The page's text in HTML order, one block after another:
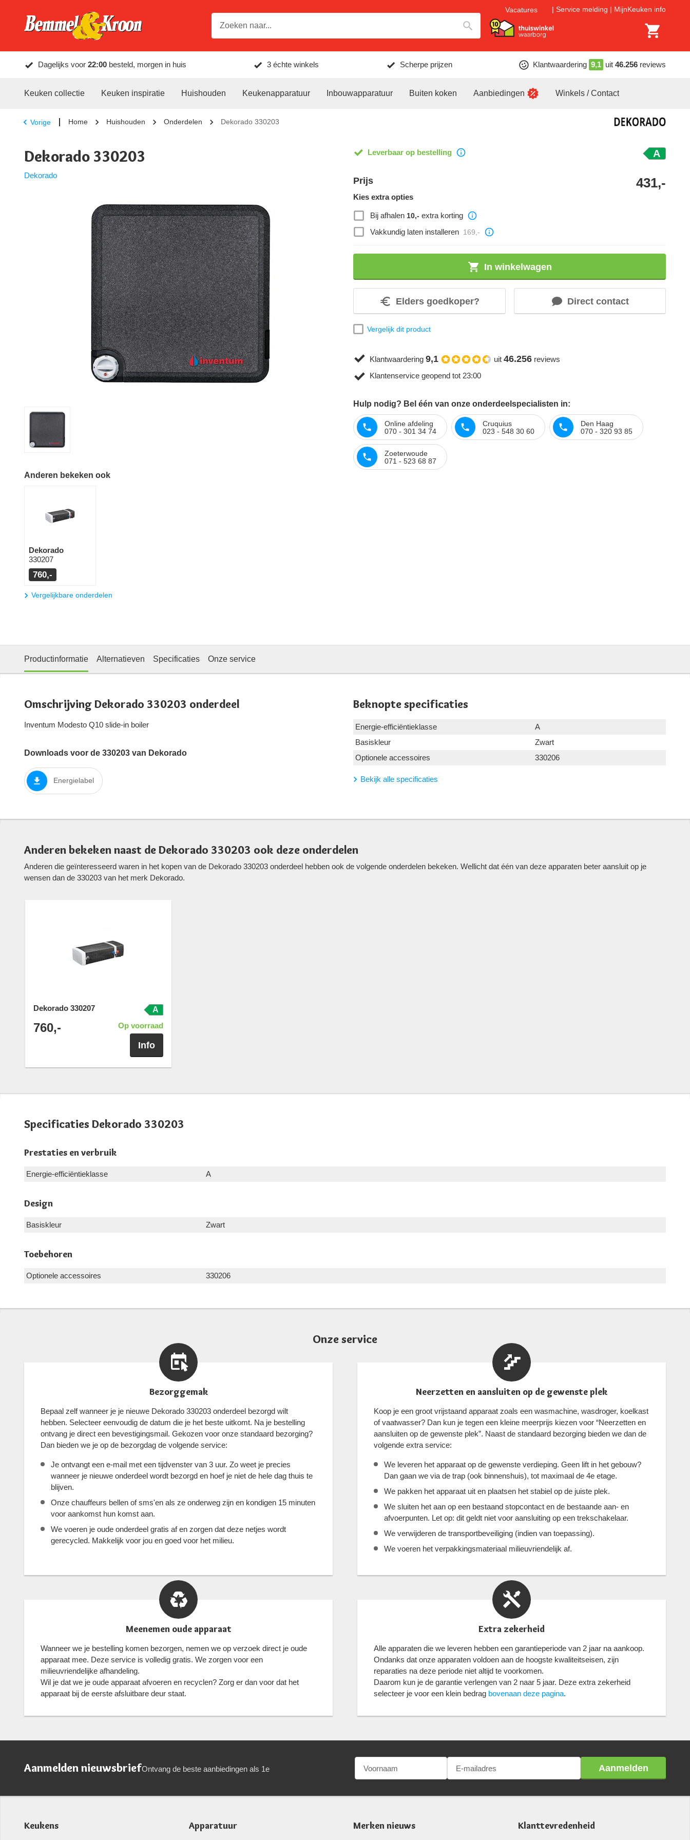
Vacatures Service melding MijnKeuken info
Dagelijks voor 22:00 besteld, morgen in huis 3 échte winkels Scherpe prijzen Klantwaardering 9,1 uit 46.256 reviews
Keuken collectie Keuken inspiratie Huishouden Keukenapparatuur Inbouwapparatuur Buiten koken Aanbiedingen Winkels / Contact
Vorige Home Huishouden Onderdelen Dekorado 330203
Dekorado 330203
Dekorado
Anderen bekeken ook
Dekorado
330207
760,-
Vergelijkbare onderdelen
Leverbaar op bestelling A
Prijs 431,-
Kies extra opties
Bij afhalen 10,- extra korting
Vakkundig laten installeren 169,-
In winkelwagen
Elders goedkoper? Direct contact
Vergelijk dit product
Klantwaardering 9,1 uit 46.256 reviews
Klantenservice geopend tot 23:00
Hulp nodig? Bel één van onze onderdeelspecialisten in:
Online afdeling
070 - 301 34 74
Cruquius
023 - 548 30 60
Den Haag
070 - 320 93 85
Zoeterwoude
071 - 523 68 87
Productinformatie Alternatieven Specificaties Onze service
Omschrijving Dekorado 330203 onderdeel
Inventum Modesto Q10 slide-in boiler
Downloads voor de 330203 van Dekorado
Energielabel
Beknopte specificaties
Energie-efficiëntieklasse
A
Basiskleur
Zwart
Optionele accessoires
330206
Bekijk alle specificaties
Anderen bekeken naast de Dekorado 330203 ook deze onderdelen
Anderen die geïnteresseerd waren in het kopen van de Dekorado 330203 onderdeel hebben ook de volgende onderdelen bekeken. Wellicht dat één van deze apparaten beter aansluit op je
wensen dan de 330203 van het merk Dekorado.
Dekorado 330207 A
760,- Op voorraad
Info
Specificaties Dekorado 330203
Prestaties en verbruik
Energie-efficiëntieklasse A
Design
Basiskleur Zwart
Toebehoren
Optionele accessoires 330206
Onze service
Bezorggemak
Bepaal zelf wanneer je je nieuwe Dekorado 330203 onderdeel bezorgd wilt
hebben. Selecteer eenvoudig de datum die je het beste uitkomt. Na je bestelling
ontvang je direct een bevestigingsmail. Gekozen voor onze standaard bezorging?
Dan bieden we je op de bezorgdag de volgende service:
Je ontvangt een e-mail met een tijdvenster van 3 uur. Zo weet je precies
wanneer je nieuwe onderdeel wordt bezorgd en hoef je niet de hele dag thuis te
blijven.
Onze chauffeurs bellen of sms'en als ze onderweg zijn en kondigen 15 minuten
voor aankomst hun komst aan.
We voeren je oude onderdeel gratis af en zorgen dat deze netjes wordt
gerecycled. Makkelijk voor jou en goed voor het milieu.
Neerzetten en aansluiten op de gewenste plek
Koop je een groot vrijstaand apparaat zoals een wasmachine, wasdroger, koelkast
of vaatwasser? Dan kun je tegen een kleine meerprijs kiezen voor “Neerzetten en
aansluiten op de gewenste plek”. Naast de standaard bezorging bieden we dan de
volgende extra service:
We leveren het apparaat op de gewenste verdieping. Geen lift in het gebouw?
Dan gaan we via de trap (ook binnenshuis), tot maximaal de 4e etage.
We pakken het apparaat uit en plaatsen het stabiel op de juiste plek.
We sluiten het aan op een bestaand stopcontact en de bestaande aan- en
afvoerpunten. Let op: dit geldt niet voor aansluiting op een trekschakelaar.
We verwijderen de transportbeveiliging (indien van toepassing).
We voeren het verpakkingsmateriaal milieuvriendelijk af.
Meenemen oude apparaat
Wanneer we je bestelling komen bezorgen, nemen we op verzoek direct je oude
apparaat mee. Deze service is volledig gratis. We zorgen voor een
milieuvriendelijke afhandeling.
Wil je dat we je oude apparaat afvoeren en recyclen? Zorg er dan voor dat het
apparaat bij de eerste afsluitbare deur staat.
Extra zekerheid
Alle apparaten die we leveren hebben een garantieperiode van 2 jaar na aankoop.
Ondanks dat onze apparaten voldoen aan de hoogste kwaliteitseisen, zijn
reparaties na deze periode niet altijd te voorkomen.
Daarom kun je de garantie verlengen van 2 naar 5 jaar. Deze extra zekerheid
selecteer je voor een klein bedrag bovenaan deze pagina.
Aanmelden nieuwsbriefOntvang de beste aanbiedingen als 1e Aanmelden
Keukens Apparatuur Merken nieuws Klanttevredenheid